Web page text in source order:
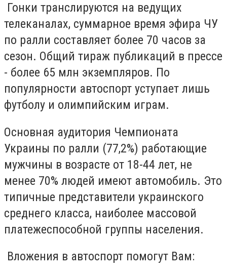
Гонки транслируются на ведущих
телеканалах, суммарное время эфира ЧУ
по ралли составляет более 70 часов за
сезон. Общий тираж публикаций в прессе
- более 65 млн экземпляров. По
популярности автоспорт уступает лишь
футболу и олимпийским играм.
Основная аудитория Чемпионата
Украины по ралли (77,2%) работающие
мужчины в возрасте от 18-44 лет, не
менее 70% людей имеют автомобиль. Это
типичные представители украинского
среднего класса, наиболее массовой
платежеспособной группы населения.
Вложения в автоспорт помогут Вам: